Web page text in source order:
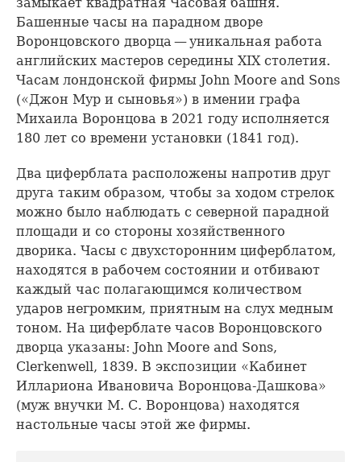
Башенные часы на парадном дворе
Воронцовского дворца — уникальная работа
английских мастеров середины XIX столетия.
Часам лондонской фирмы John Moore and Sons
(«Джон Мур и сыновья») в имении графа
Михаила Воронцова в 2021 году исполняется
180 лет со времени установки (1841 год).
Два циферблата расположены напротив друг
друга таким образом, чтобы за ходом стрелок
можно было наблюдать с северной парадной
площади и со стороны хозяйственного
дворика. Часы с двухсторонним циферблатом,
находятся в рабочем состоянии и отбивают
каждый час полагающимся количеством
ударов негромким, приятным на слух медным
тоном. На циферблате часов Воронцовского
дворца указаны: John Moore and Sons,
Clerkenwell, 1839. В экспозиции «Кабинет
Иллариона Ивановича Воронцова-Дашкова»
(муж внучки М. С. Воронцова) находятся
настольные часы этой же фирмы.